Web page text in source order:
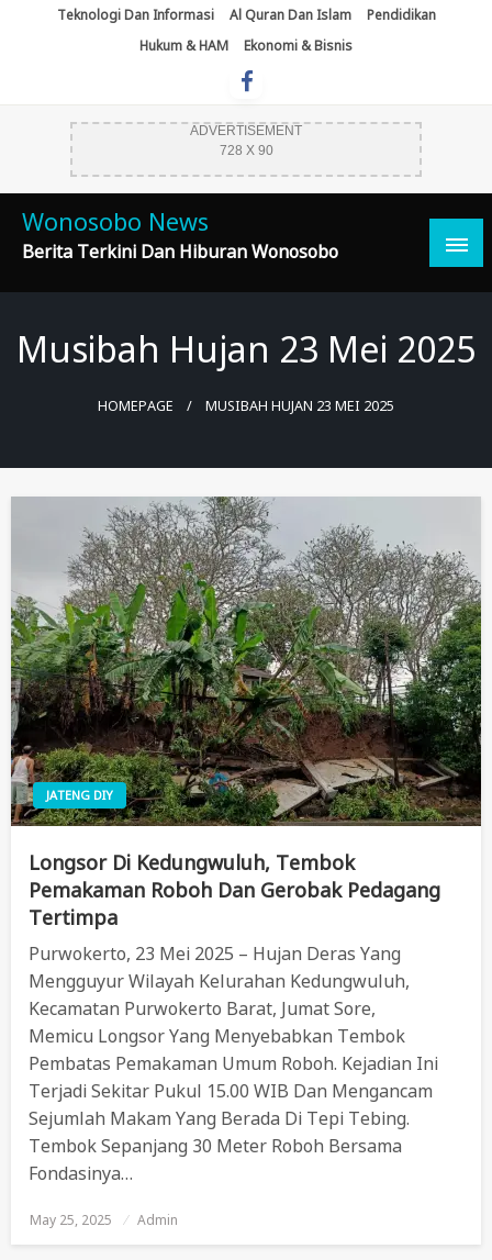
Teknologi Dan Informasi Al Quran Dan Islam
Pendidikan
Hukum & HAM
Ekonomi & Bisnis
ADVERTISEMENT
728 X 90
Wonosobo News
Berita Terkini Dan Hiburan Wonosobo
Musibah Hujan 23 Mei 2025
HOMEPAGE MUSIBAH HUJAN 23 MEI 2025
JATENG DIY
Longsor Di Kedungwuluh, Tembok
Pemakaman Roboh Dan Gerobak Pedagang
Tertimpa
Purwokerto, 23 Mei 2025 – Hujan Deras Yang
Mengguyur Wilayah Kelurahan Kedungwuluh,
Kecamatan Purwokerto Barat, Jumat Sore,
Memicu Longsor Yang Menyebabkan Tembok
Pembatas Pemakaman Umum Roboh. Kejadian Ini
Terjadi Sekitar Pukul 15.00 WIB Dan Mengancam
Sejumlah Makam Yang Berada Di Tepi Tebing.
Tembok Sepanjang 30 Meter Roboh Bersama
Fondasinya…
Posted
On
May 25, 2025 Admin